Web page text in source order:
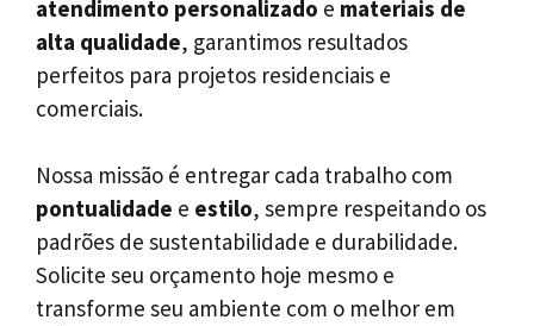
atendimento personalizado e materiais de
alta qualidade, garantimos resultados
perfeitos para projetos residenciais e
comerciais.
Nossa missão é entregar cada trabalho com
pontualidade e estilo, sempre respeitando os
padrões de sustentabilidade e durabilidade.
Solicite seu orçamento hoje mesmo e
transforme seu ambiente com o melhor em